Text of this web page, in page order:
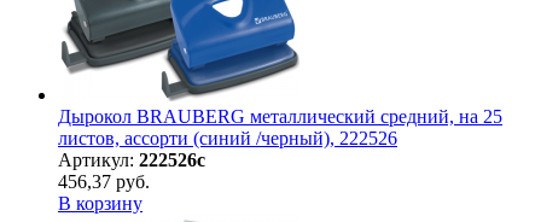
Дырокол BRAUBERG металлический средний, на 25
листов, ассорти (синий /черный), 222526
Артикул: 222526с
456,37 руб.
В корзину